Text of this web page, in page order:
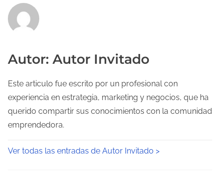
Autor: Autor Invitado
Este articulo fue escrito por un profesional con
experiencia en estrategia, marketing y negocios, que ha
querido compartir sus conocimientos con la comunidad
emprendedora.
Ver todas las entradas de Autor Invitado >